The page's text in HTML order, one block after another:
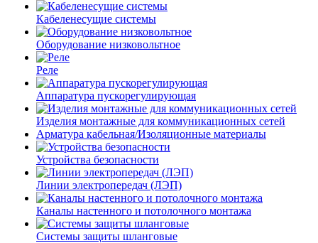
Кабеленесущие системы
Оборудование низковольтное
Реле
Аппаратура пускорегулирующая
Изделия монтажные для коммуникационных сетей
Арматура кабельная/Изоляционные материалы
Устройства безопасности
Линии электропередач (ЛЭП)
Каналы настенного и потолочного монтажа
Системы защиты шланговые